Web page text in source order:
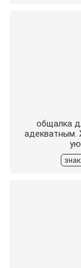
общалка
адекватным.